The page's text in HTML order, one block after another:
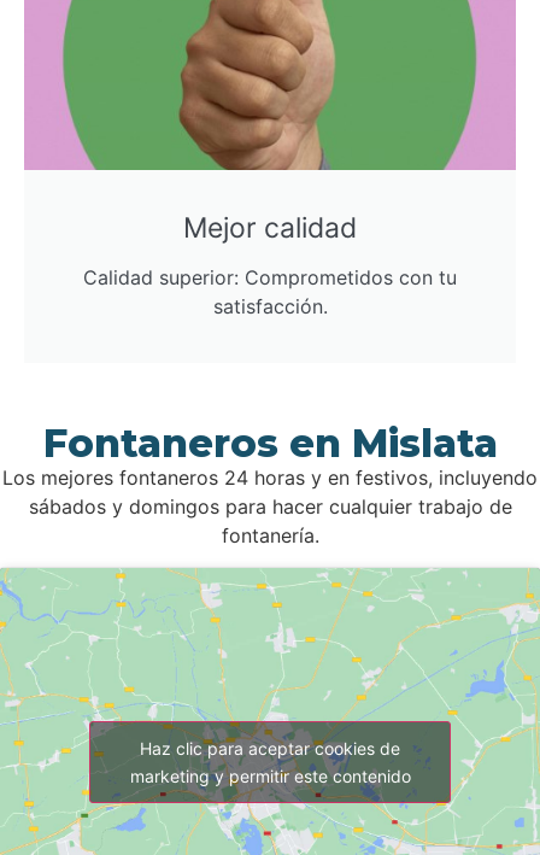
Mejor calidad
Calidad superior: Comprometidos con tu
satisfacción.
Fontaneros en Mislata
Los mejores fontaneros 24 horas y en festivos, incluyendo
sábados y domingos para hacer cualquier trabajo de
fontanería.
Haz clic para aceptar cookies de
marketing y permitir este contenido